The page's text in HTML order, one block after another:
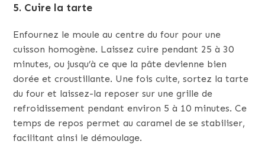
5. Cuire la tarte
Enfournez le moule au centre du four pour une
cuisson homogène. Laissez cuire pendant 25 à 30
minutes, ou jusqu’à ce que la pâte devienne bien
dorée et croustillante. Une fois cuite, sortez la tarte
du four et laissez-la reposer sur une grille de
refroidissement pendant environ 5 à 10 minutes. Ce
temps de repos permet au caramel de se stabiliser,
facilitant ainsi le démoulage.